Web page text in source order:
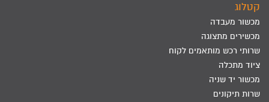
קטלוג
מכשור מעבדה
מכשירים מתצוגה
שרותי רכש מותאמים לקוח
ציוד מתכלה
מכשור יד שניה
שרות תיקונים